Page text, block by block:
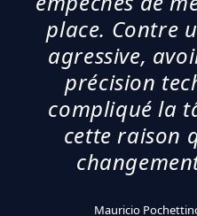
place. Contre
agressive,
précision
compliqué la
cette raison
Mauricio